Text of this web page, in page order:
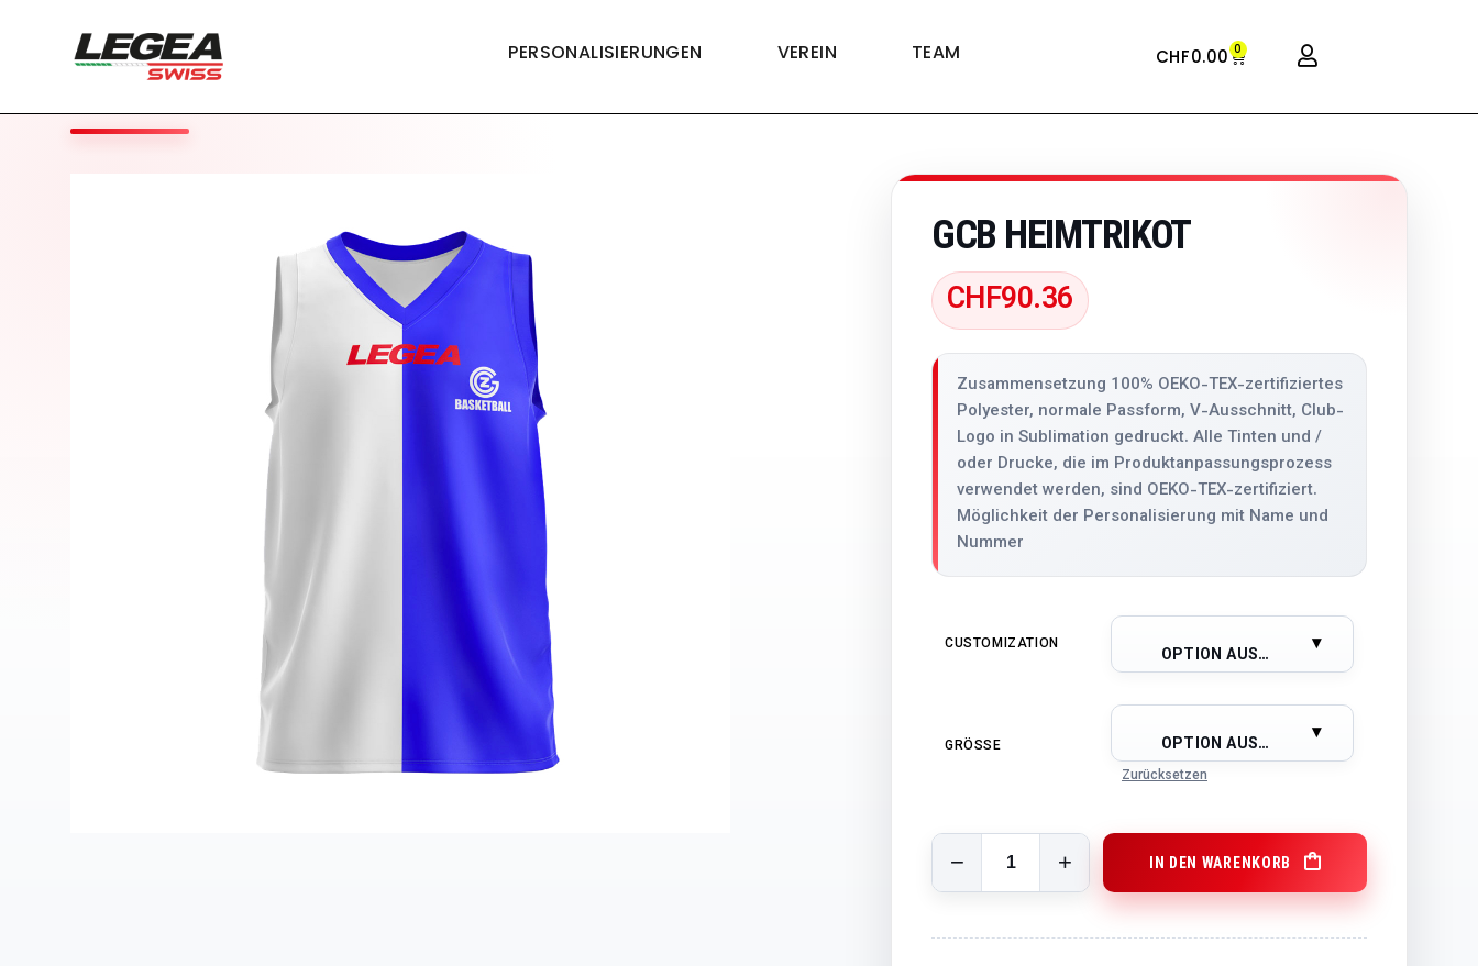
PERSONALISIERUNGEN VEREIN TEAM CHF0.00 0
GCB HEIMTRIKOT
CHF90.36
Zusammensetzung 100% OEKO-TEX-zertifiziertes
Polyester, normale Passform, V-Ausschnitt, Club-
Logo in Sublimation gedruckt. Alle Tinten und /
oder Drucke, die im Produktanpassungsprozess
verwendet werden, sind OEKO-TEX-zertifiziert.
Möglichkeit der Personalisierung mit Name und
Nummer
CUSTOMIZATION OPTION AUSWÄHLEN
GRÖSSE OPTION AUSWÄHLEN
Zurücksetzen
GCB Heimtrikot quantity IN DEN WARENKORB